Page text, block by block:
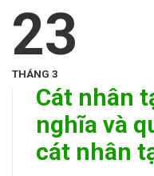
23
THÁNG 3
Cát nhân
nghĩa và
cát nhân